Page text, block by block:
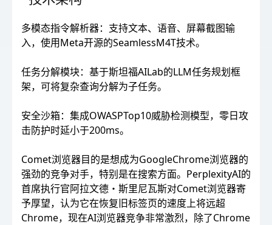
多模态指令解析器：支持文本、语音、屏幕截图输
入，使用Meta开源的SeamlessM4T技术。
任务分解模块：基于斯坦福AILab的LLM任务规划框
架，可将复杂查询分解为子任务。
安全沙箱：集成OWASPTop10威胁检测模型，零日攻
击防护时延小于200ms。
Comet浏览器目的是想成为GoogleChrome浏览器的
强劲的竞争对手，特别是在搜索方面。PerplexityAI的
首席执行官阿拉文德・斯里尼瓦斯对Comet浏览器寄
予厚望，认为它在恢复旧标签页的速度上将远超
Chrome，现在AI浏览器竞争非常激烈，除了Chrome